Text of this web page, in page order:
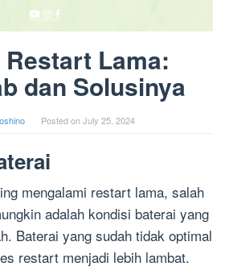
Lama:
dan Solusinya
Posted onJuly 25, 2024
mengalami restart lama, salah
adalah kondisi baterai yang
Baterai yang sudah tidak optimal
restart menjadi lebih lambat.